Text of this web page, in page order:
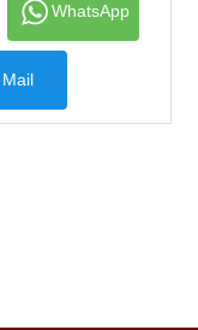
WhatsApp
Mail